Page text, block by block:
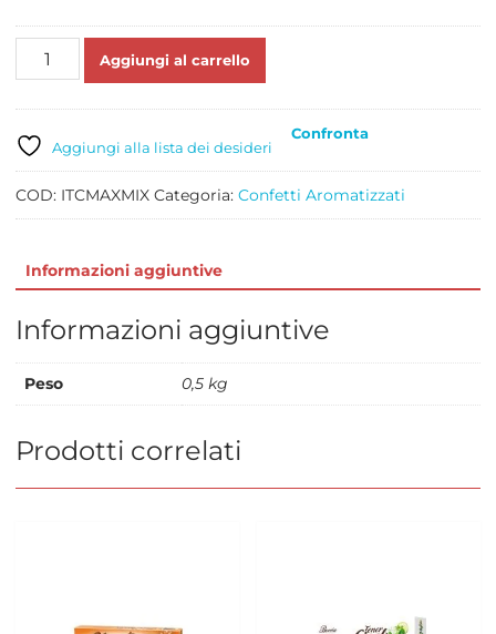
CIOCOMANDORLA
KG
1
quantità
Aggiungi al carrello
Aggiungi alla lista dei desideri
Confronta
COD: ITCMAXMIX Categoria: Confetti Aromatizzati
Informazioni aggiuntive
Informazioni aggiuntive
Peso 0,5 kg
Prodotti correlati